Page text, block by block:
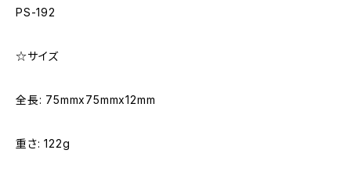
PS-192
☆サイズ
全長: 75mmx75mmx12mm
重さ: 122g